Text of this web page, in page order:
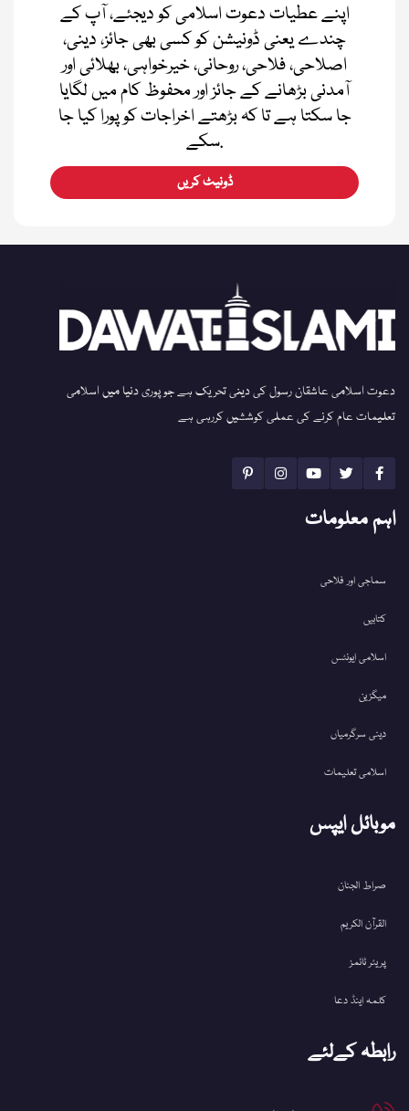
اپنے عطیات دعوت اسلامی کو دیجئے، آپ کے
چندے یعنی ڈونیشن کو کسی بھی جائز، دینی،
اصلاحی، فلاحی، روحانی، خیرخواہی، بھلائی اور
آمدنی بڑھانے کے جائز اور محفوظ کام میں لگایا
جا سکتا ہے تا کہ بڑھتے اخراجات کو پورا کیا جا
سکے.
ڈونیٹ کریں
دعوت اسلامی عاشقان رسول کی دینی تحریک ہے جو پوری دنیا میں اسلامی
تعلیمات عام کرنے کی عملی کوششیں کررہی ہے
اہم معلومات
سماجی اور فلاحی
کتابیں
اسلامی ایونٹس
میگزین
دینی سرگرمیاں
اسلامی تعلیمات
موبائل ایپس
صراط الجنان
القرآن الکریم
پریئر ٹائمز
کلمہ اینڈ دعا
رابطہ کےلئے